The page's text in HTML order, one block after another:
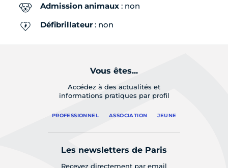
Admission animaux : non
Défibrillateur: non
Vous êtes...
Accédez à des actualités et
informations pratiques par profil
PROFESSIONNEL ASSOCIATION JEUNE
Les newsletters de Paris
Recevez directement par email